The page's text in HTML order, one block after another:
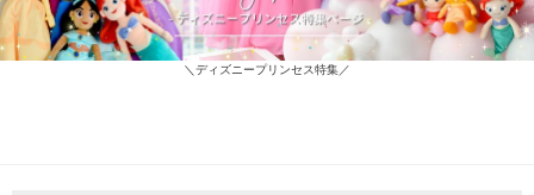
＼ディズニープリンセス特集／